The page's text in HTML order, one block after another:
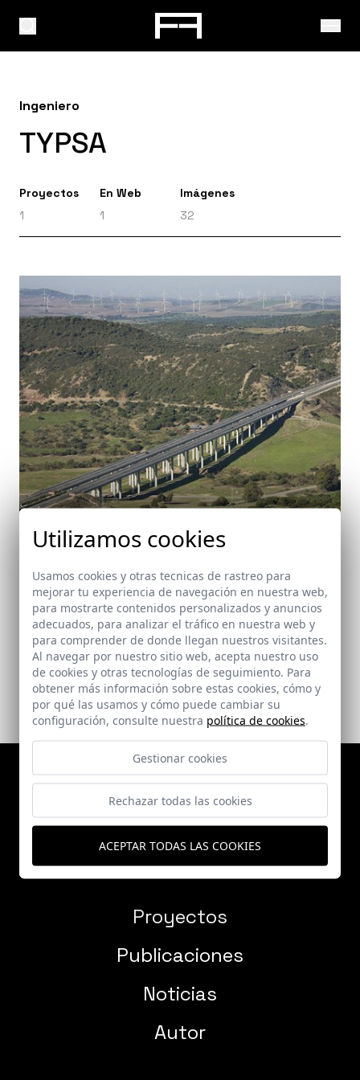
Ingeniero
TYPSA
Proyectos
1
En Web
1
Imágenes
32
Autovía A-381 (Jerez - Los Barrios)
Cádiz
Proyectos
Publicaciones
Noticias
Autor
Utilizamos cookies
Usamos cookies y otras tecnicas de rastreo para
mejorar tu experiencia de navegación en nuestra web,
para mostrarte contenidos personalizados y anuncios
adecuados, para analizar el tráfico en nuestra web y
para comprender de donde llegan nuestros visitantes.
Al navegar por nuestro sitio web, acepta nuestro uso
de cookies y otras tecnologías de seguimiento. Para
obtener más información sobre estas cookies, cómo y
por qué las usamos y cómo puede cambiar su
configuración, consulte nuestra política de cookies.
Gestionar cookies
Rechazar todas las cookies
ACEPTAR TODAS LAS COOKIES